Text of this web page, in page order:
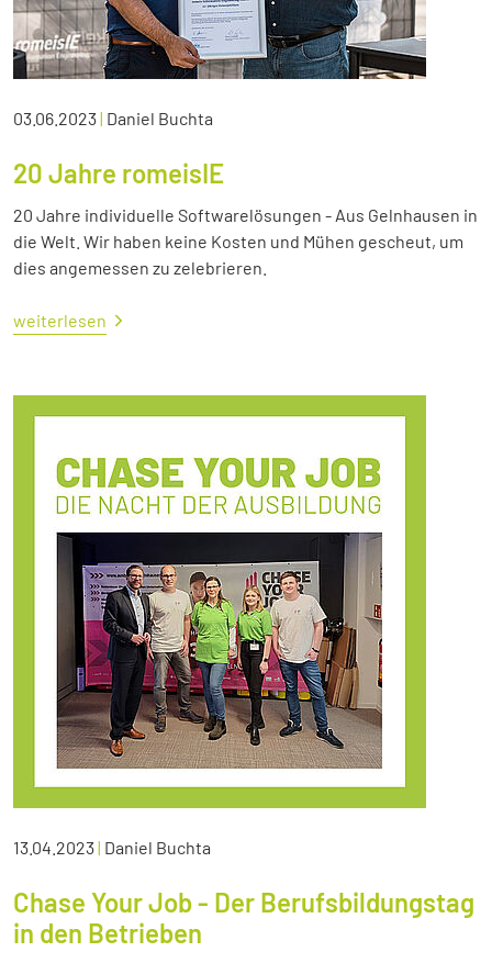
03.06.2023| Daniel Buchta
20 Jahre romeisIE
20 Jahre individuelle Softwarelösungen - Aus Gelnhausen in
die Welt. Wir haben keine Kosten und Mühen gescheut, um
dies angemessen zu zelebrieren.
weiterlesen
13.04.2023| Daniel Buchta
Chase Your Job - Der Berufsbildungstag
in den Betrieben